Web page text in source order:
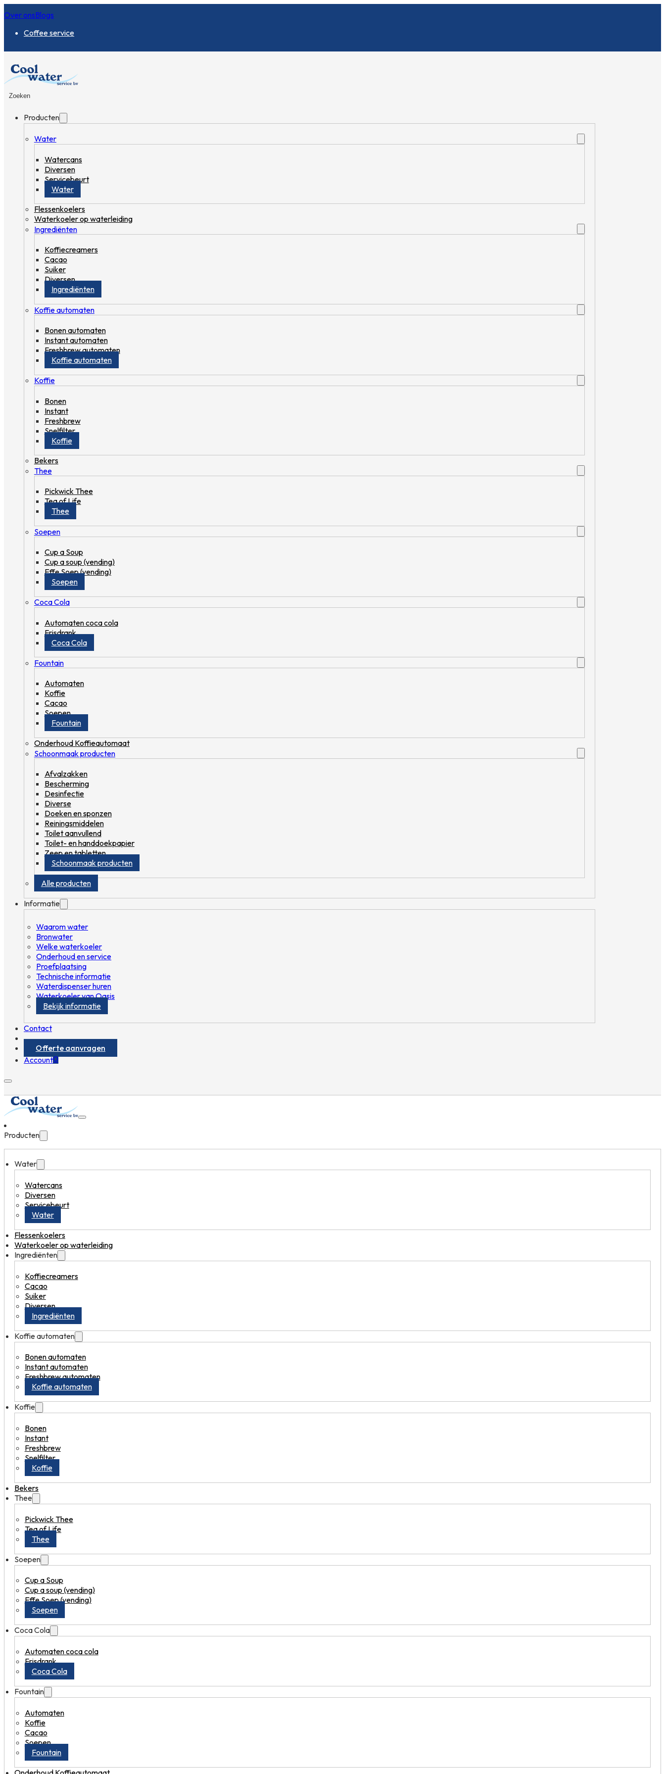
Over onsBlogs
Coffee service
Zoeken
Producten
Water
Watercans
Diversen
Servicebeurt
Water
Flessenkoelers
Waterkoeler op waterleiding
Ingrediënten
Koffiecreamers
Cacao
Suiker
Diversen
Ingrediënten
Koffie automaten
Bonen automaten
Instant automaten
Freshbrew automaten
Koffie automaten
Koffie
Bonen
Instant
Freshbrew
Snelfilter
Koffie
Bekers
Thee
Pickwick Thee
Tea of Life
Thee
Soepen
Cup a Soup
Cup a soup (vending)
Effe Soep (vending)
Soepen
Coca Cola
Automaten coca cola
Frisdrank
Coca Cola
Fountain
Automaten
Koffie
Cacao
Soepen
Fountain
Onderhoud Koffieautomaat
Schoonmaak producten
Afvalzakken
Bescherming
Desinfectie
Diverse
Doeken en sponzen
Reiningsmiddelen
Toilet aanvullend
Toilet- en handdoekpapier
Zeep en tabletten
Schoonmaak producten
Alle producten
Informatie
Waarom water
Bronwater
Welke waterkoeler
Onderhoud en service
Proefplaatsing
Technische informatie
Waterdispenser huren
Waterkoeler van Oasis
Bekijk informatie
Contact
Offerte aanvragen
Account0
Producten
Water
Watercans
Diversen
Servicebeurt
Water
Flessenkoelers
Waterkoeler op waterleiding
Ingrediënten
Koffiecreamers
Cacao
Suiker
Diversen
Ingrediënten
Koffie automaten
Bonen automaten
Instant automaten
Freshbrew automaten
Koffie automaten
Koffie
Bonen
Instant
Freshbrew
Snelfilter
Koffie
Bekers
Thee
Pickwick Thee
Tea of Life
Thee
Soepen
Cup a Soup
Cup a soup (vending)
Effe Soep (vending)
Soepen
Coca Cola
Automaten coca cola
Frisdrank
Coca Cola
Fountain
Automaten
Koffie
Cacao
Soepen
Fountain